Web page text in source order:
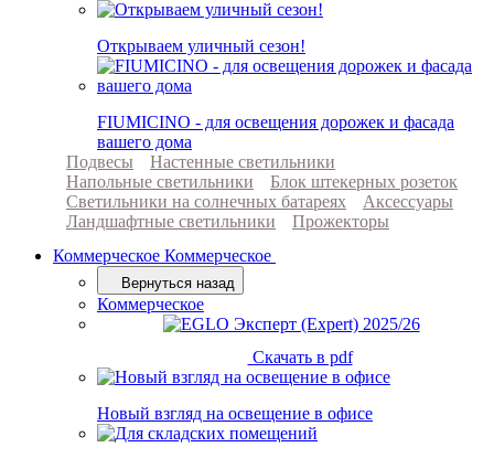
Открываем уличный сезон!
FIUMICINO - для освещения дорожек и фасада
вашего дома
Подвесы
Настенные светильники
Напольные светильники
Блок штекерных розеток
Светильники на солнечных батареях
Аксессуары
Ландшафтные светильники
Прожекторы
Коммерческое Коммерческое
Вернуться назад
Коммерческое
Скачать в pdf
Новый взгляд на освещение в офисе